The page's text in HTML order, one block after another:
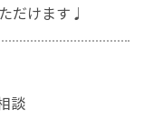
だけます♩
談